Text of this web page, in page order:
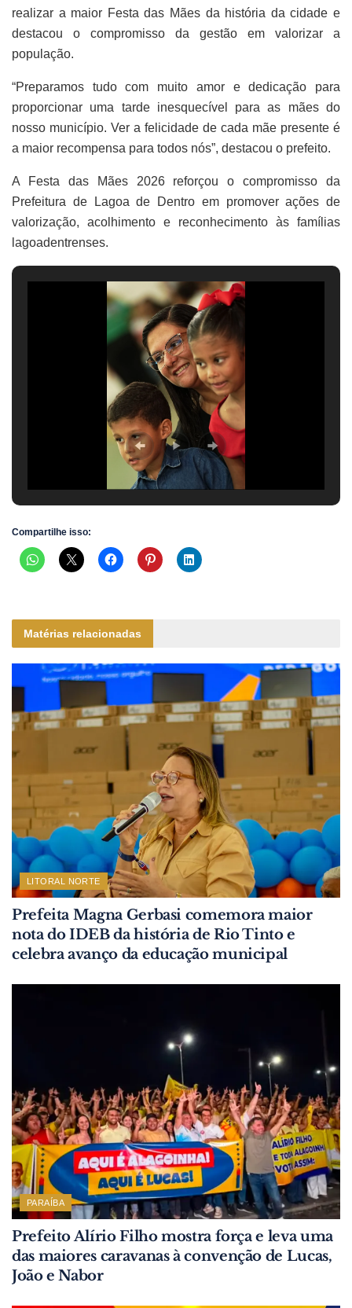
realizar a maior Festa das Mães da história da cidade e
destacou o compromisso da gestão em valorizar a
população.
“Preparamos tudo com muito amor e dedicação para
proporcionar uma tarde inesquecível para as mães do
nosso município. Ver a felicidade de cada mãe presente é
a maior recompensa para todos nós”, destacou o prefeito.
A Festa das Mães 2026 reforçou o compromisso da
Prefeitura de Lagoa de Dentro em promover ações de
valorização, acolhimento e reconhecimento às famílias
lagoadentrenses.
Compartilhe isso:
Matérias relacionadas
LITORAL NORTE
Prefeita Magna Gerbasi comemora maior
nota do IDEB da história de Rio Tinto e
celebra avanço da educação municipal
PARAÍBA
Prefeito Alírio Filho mostra força e leva uma
das maiores caravanas à convenção de Lucas,
João e Nabor